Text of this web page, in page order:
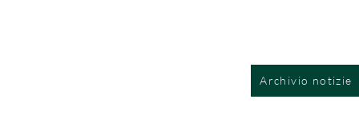
Archivio notizie